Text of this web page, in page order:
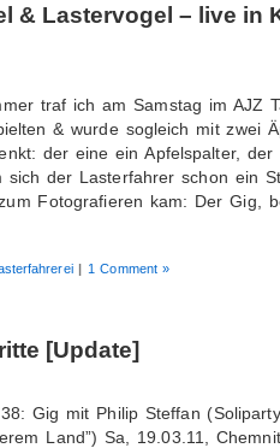
& Lastervogel – live in
traf ich am Samstag im AJZ
& wurde sogleich mit zwei
der eine ein Apfelspalter, der
sich der Lasterfahrer schon ein
Fotografieren kam: Der Gig,
| 1 Comment »
[Update]
Gig mit Philip Steffan
Land”) Sa, 19.03.11,